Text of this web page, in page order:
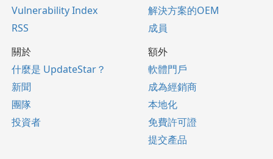
Vulnerability Index
RSS
解決方案的OEM
成員
關於
什麼是 UpdateStar？
新聞
團隊
投資者
額外
軟體門戶
成為經銷商
本地化
免費許可證
提交產品